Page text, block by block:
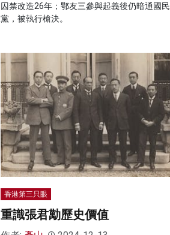
囚禁改造26年；鄂友三參與起義後仍暗通國民
黨，被執行槍決。
香港第三只眼
重識張君勱歷史價值